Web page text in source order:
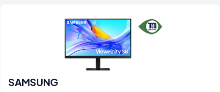
SAMSUNG